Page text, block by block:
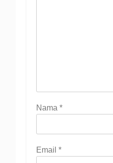
Nama *
Email *